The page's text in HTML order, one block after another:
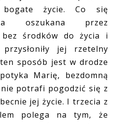
bogate życie. Co się
oszukana przez
bez środków do życia i
jej rzetelny
sposób jest w drodze
Marię, bezdomną
potrafi pogodzić się z
jej życie. I trzecia z
polega na tym, że